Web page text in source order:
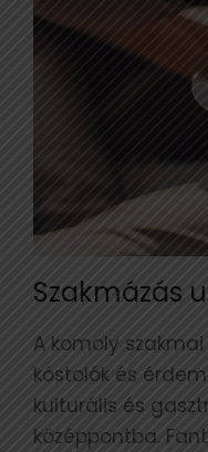
Szakmázás
A komoly
kóstolók és
kulturális és
középpontba.